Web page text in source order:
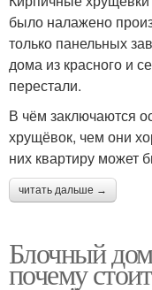
было налажено
только панельных
дома из красного и
перестали.
В чём заключаются
хрущёвок, чем они
них квартиру может
читать дальше →
Блочный
почему